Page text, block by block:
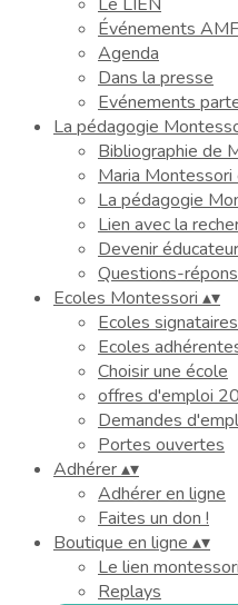
Événements AMF
Agenda
Dans la presse
Evénements
La pédagogie
Bibliographie de
Maria
La pédagogie
Lien avec la
Devenir
Questions-
Ecoles Montessori ▴▾
Ecoles
Ecoles
Choisir une école
offres d'emploi
Demandes
Portes ouvertes
Adhérer▴▾
Adhérer en ligne
Faites un don !
Boutique en ligne ▴▾
Le lien montessori
Replays